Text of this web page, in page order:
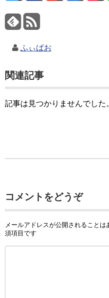
ふぃばお
関連記事
記事は見つかりませんでした
コメントをどうぞ
メールアドレスが公開されることは
須項目です